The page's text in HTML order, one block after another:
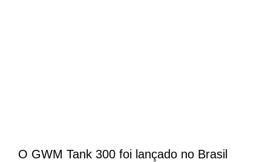
O GWM Tank 300 foi lançado no Brasil